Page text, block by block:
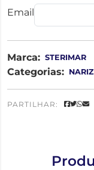
Email
Marca: STERIMAR
Categorias:
PARTILHAR: